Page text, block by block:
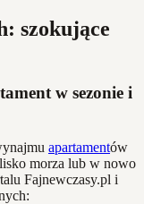
szokujące
w sezonie i
apartamentów
morza lub w nowo
Fajnewczasy.pl i